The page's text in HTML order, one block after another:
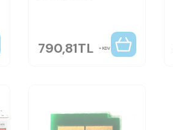
790,81TL KDV